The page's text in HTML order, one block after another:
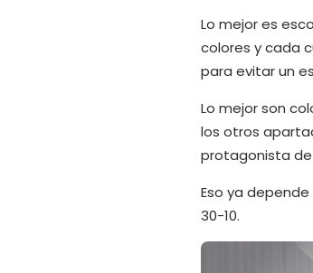
Lo mejor es
colores y cada
para evitar un
Lo mejor son
los otros
protagonista de
Eso ya
30-10.